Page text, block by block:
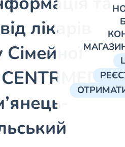
лікарів
в